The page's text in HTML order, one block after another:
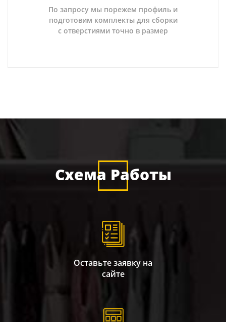
По запросу мы порежем профиль и
подготовим комплекты для сборки
с отверстиями точно в размер
Схема Работы
Оставьте заявку на
сайте